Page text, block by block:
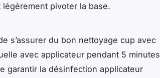
pivoter la base.
s’assurer du bon nettoyage cup avec
avec applicateur pendant 5 minutes
garantir la désinfection applicateur